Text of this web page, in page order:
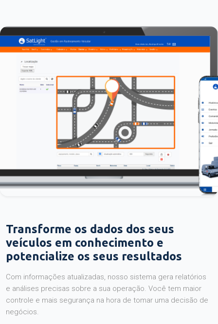
Transforme os dados dos seus
veículos em conhecimento e
potencialize os seus resultados
Com informações atualizadas, nosso sistema gera relatórios
e análises precisas sobre a sua operação. Você tem maior
controle e mais segurança na hora de tomar uma decisão de
negócios.